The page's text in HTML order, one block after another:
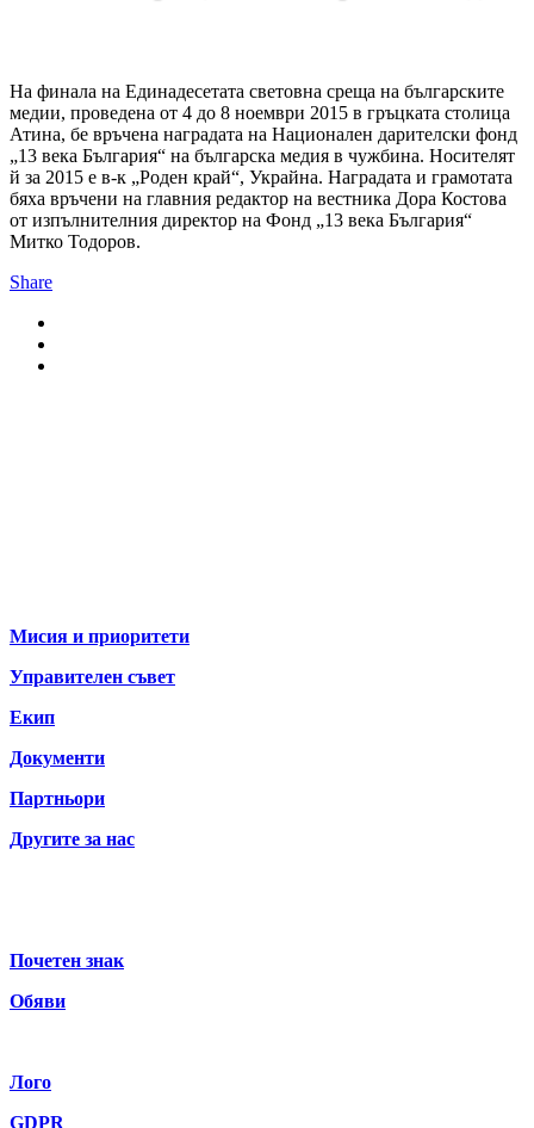
На финала на Единадесетата световна среща на българските
медии, проведена от 4 до 8 ноември 2015 в гръцката столица
Атина, бе връчена наградата на Национален дарителски фонд
„13 века България“ на българска медия в чужбина. Носителят
й за 2015 е в-к „Роден край“, Украйна. Наградата и грамотата
бяха връчени на главния редактор на вестника Дора Костова
от изпълнителния директор на Фонд „13 века България“
Митко Тодоров.
Share
Мисия и приоритети
Управителен съвет
Екип
Документи
Партньори
Другите за нас
Почетен знак
Обяви
Лого
GDPR